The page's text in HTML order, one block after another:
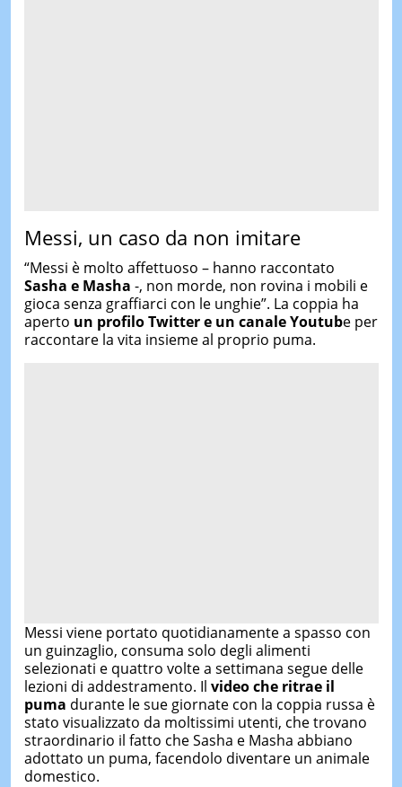
Messi, un caso da non imitare
“Messi è molto affettuoso – hanno raccontato
Sasha e Masha -, non morde, non rovina i mobili e
gioca senza graffiarci con le unghie”. La coppia ha
aperto un profilo Twitter e un canale Youtube per
raccontare la vita insieme al proprio puma.
Messi viene portato quotidianamente a spasso con
un guinzaglio, consuma solo degli alimenti
selezionati e quattro volte a settimana segue delle
lezioni di addestramento. Il video che ritrae il
puma durante le sue giornate con la coppia russa è
stato visualizzato da moltissimi utenti, che trovano
straordinario il fatto che Sasha e Masha abbiano
adottato un puma, facendolo diventare un animale
domestico.